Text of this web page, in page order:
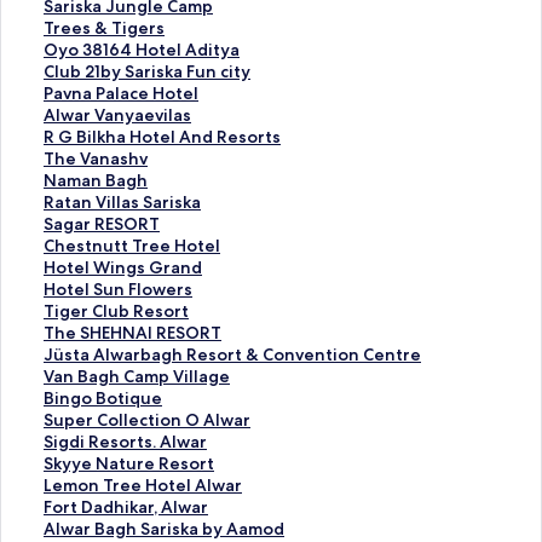
Sariska Jungle Camp
S
a
r
i
s
k
a
J
u
n
g
l
e
C
a
m
p
の
ペ
ー
ジ
を
開
く
リ
Trees & Tigers
T
r
e
e
s
&
T
i
g
e
r
s
の
ペ
ー
ジ
を
開
く
リ
ン
ク
Oyo 38164 Hotel Aditya
O
y
o
3
8
1
6
4
H
o
t
e
l
A
d
i
t
y
a
の
ペ
ー
ジ
Club 21by Sariska Fun city
C
l
u
b
2
1
b
y
S
a
r
i
s
k
a
F
u
n
c
i
t
y
Pavna Palace Hotel
P
a
v
n
a
P
a
l
a
c
e
H
o
t
e
l
の
ペ
ー
ジ
を
Alwar Vanyaevilas
A
l
w
a
r
V
a
n
y
a
e
v
i
l
a
s
の
ペ
ー
ジ
R G Bilkha Hotel And Resorts
R
G
B
i
l
k
h
a
H
o
t
e
l
A
n
d
R
e
s
The Vanashv
T
h
e
V
a
n
a
s
h
v
の
ペ
ー
ジ
を
開
く
リ
Naman Bagh
N
a
m
a
n
B
a
g
h
の
ペ
ー
ジ
を
開
く
リ
Ratan Villas Sariska
R
a
t
a
n
V
i
l
l
a
s
S
a
r
i
s
Sagar RESORT
S
a
g
a
r
R
E
S
O
R
T
の
ペ
ー
ジ
Chestnutt Tree Hotel
C
h
e
s
t
n
u
t
t
T
r
e
e
H
Hotel Wings Grand
H
o
t
e
l
W
i
n
g
s
G
r
a
Hotel Sun Flowers
H
o
t
e
l
S
u
n
F
l
o
w
Tiger Club Resort
T
i
g
e
r
C
l
u
b
R
e
The SHEHNAI RESORT
T
h
e
S
H
E
H
N
A
I
Jüsta Alwarbagh Resort & Convention Centre
J
ü
s
t
a
A
l
w
a
Van Bagh Camp Village
V
a
n
B
a
g
h
C
Bingo Botique
B
i
n
g
o
B
o
Super Collection O Alwar
S
u
p
e
r
C
Sigdi Resorts. Alwar
S
i
g
d
i
Skyye Nature Resort
S
k
y
y
Lemon Tree Hotel Alwar
L
e
m
Fort Dadhikar, Alwar
F
o
Alwar Bagh Sariska by Aamod
A